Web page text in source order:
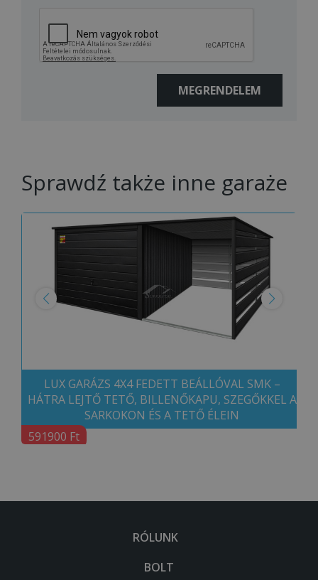
Sprawdź także inne garaże
LUX GARÁZS 4X4 FEDETT BEÁLLÓVAL SMK –
HÁTRA LEJTŐ TETŐ, BILLENŐKAPU, SZEGŐKKEL A
SARKOKON ÉS A TETŐ ÉLEIN
591900 Ft
RÓLUNK
BOLT